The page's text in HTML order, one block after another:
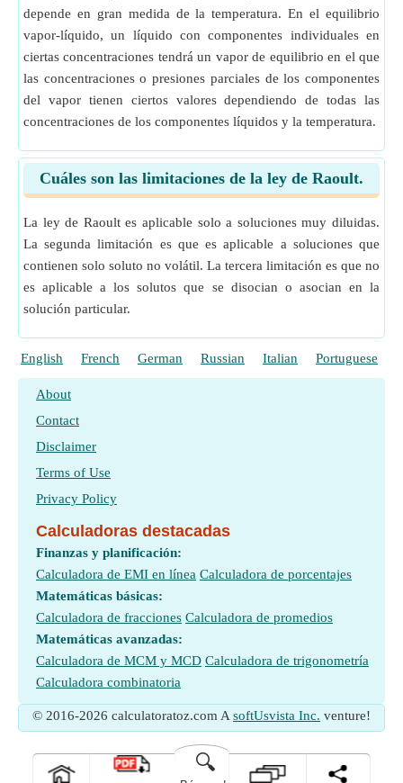
depende en gran medida de la temperatura. En el equilibrio
vapor-líquido, un líquido con componentes individuales en
ciertas concentraciones tendrá un vapor de equilibrio en el que
las concentraciones o presiones parciales de los componentes
del vapor tienen ciertos valores dependiendo de todas las
concentraciones de los componentes líquidos y la temperatura.
Cuáles son las limitaciones de la ley de Raoult.
La ley de Raoult es aplicable solo a soluciones muy diluidas.
La segunda limitación es que es aplicable a soluciones que
contienen solo soluto no volátil. La tercera limitación es que no
es aplicable a los solutos que se disocian o asocian en la
solución particular.
English French German Russian Italian Portuguese
About
Contact
Disclaimer
Terms of Use
Privacy Policy
Calculadoras destacadas
Finanzas y planificación:
Calculadora de EMI en línea Calculadora de porcentajes
Matemáticas básicas:
Calculadora de fracciones Calculadora de promedios
Matemáticas avanzadas:
Calculadora de MCM y MCD Calculadora de trigonometría
Calculadora combinatoria
© 2016-2026 calculatoratoz.com A softUsvista Inc. venture!
🔍